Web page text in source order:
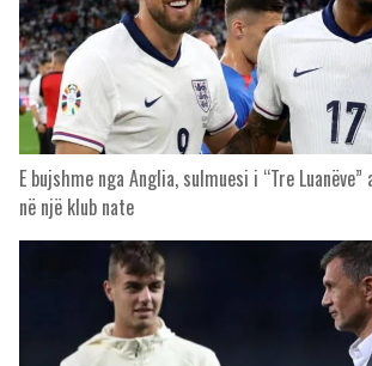
E bujshme nga Anglia, sulmuesi i “Tre
në një klub nate